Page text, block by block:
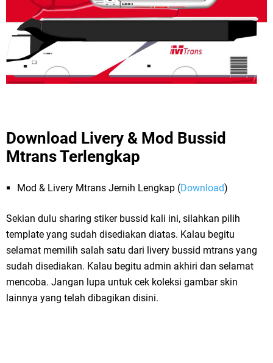
Download Livery & Mod Bussid
Mtrans Terlengkap
Mod & Livery Mtrans Jernih Lengkap (Download)
Sekian dulu sharing stiker bussid kali ini, silahkan pilih
template yang sudah disediakan diatas. Kalau begitu
selamat memilih salah satu dari livery bussid mtrans yang
sudah disediakan. Kalau begitu admin akhiri dan selamat
mencoba. Jangan lupa untuk cek koleksi gambar skin
lainnya yang telah dibagikan disini.